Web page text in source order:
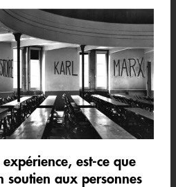
expérience, est-ce que
soutien aux personnes